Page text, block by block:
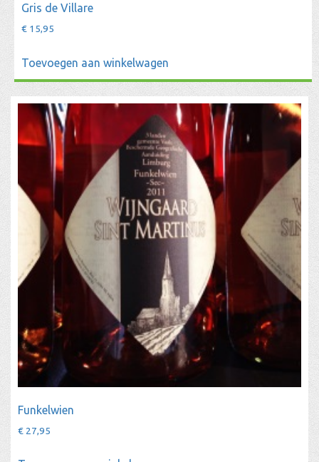
Gris de Villare
€ 15,95
Toevoegen aan winkelwagen
Funkelwien
€ 27,95